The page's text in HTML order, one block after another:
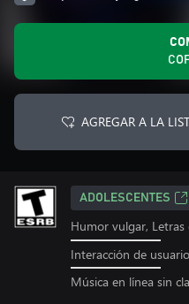
AGREGAR A LA
ADOLESCENTES
Humor vulgar, Letras
Interacción de
Música en línea sin